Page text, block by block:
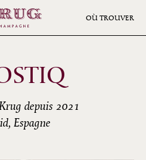
OÙ TROUVER
depuis 2021
Espagne